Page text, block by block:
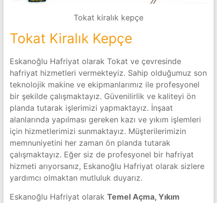
Tokat kiralık kepçe
Tokat Kiralık Kepçe
Eskanoğlu Hafriyat olarak Tokat ve çevresinde
hafriyat hizmetleri vermekteyiz. Sahip olduğumuz son
teknolojik makine ve ekipmanlarımız ile profesyonel
bir şekilde çalışmaktayız. Güvenilirlik ve kaliteyi ön
planda tutarak işlerimizi yapmaktayız. İnşaat
alanlarında yapılması gereken kazı ve yıkım işlemleri
için hizmetlerimizi sunmaktayız. Müşterilerimizin
memnuniyetini her zaman ön planda tutarak
çalışmaktayız. Eğer siz de profesyonel bir hafriyat
hizmeti arıyorsanız, Eskanoğlu Hafriyat olarak sizlere
yardımcı olmaktan mutluluk duyarız.
Eskanoğlu Hafriyat olarak Temel Açma, Yıkım